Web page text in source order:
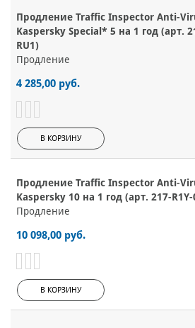
Продление Traffic Inspector Anti-
Kaspersky Special* 5 на 1 год (арт.
RU1)
Продление
4 285,00 руб.
В КОРЗИНУ
Продление Traffic Inspector Anti-
Kaspersky 10 на 1 год (арт. 217-
Продление
10 098,00 руб.
В КОРЗИНУ